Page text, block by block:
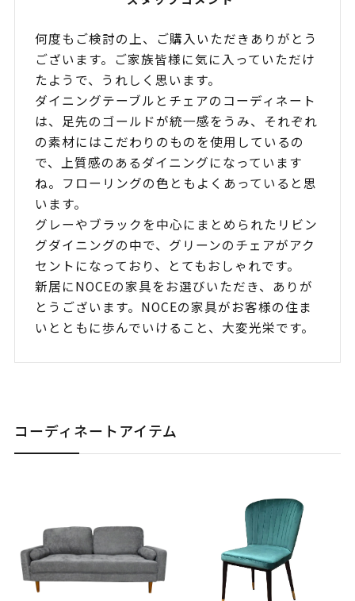
何度もご検討の上、ご購入いただきありがとう
ございます。ご家族皆様に気に入っていただけ
たようで、うれしく思います。
ダイニングテーブルとチェアのコーディネート
は、足先のゴールドが統一感をうみ、それぞれ
の素材にはこだわりのものを使用しているの
で、上質感のあるダイニングになっています
ね。フローリングの色ともよくあっていると思
います。
グレーやブラックを中心にまとめられたリビン
グダイニングの中で、グリーンのチェアがアク
セントになっており、とてもおしゃれです。
新居にNOCEの家具をお選びいただき、ありが
とうございます。NOCEの家具がお客様の住ま
いとともに歩んでいけること、大変光栄です。
コーディネートアイテム